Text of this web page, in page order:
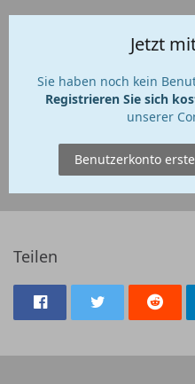
Jetzt
Sie haben noch kein
Registrieren Sie sich
unserer
Benutzerkonto
Teilen